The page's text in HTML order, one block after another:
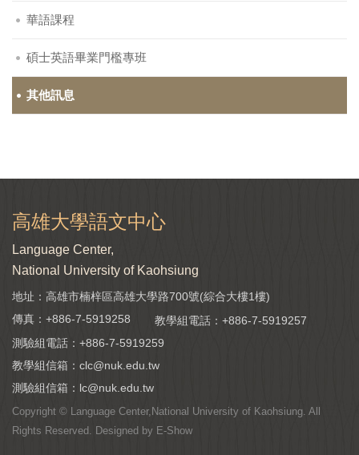
華語課程
碩士英語畢業門檻專班
其他訊息
高雄大學語文中心
Language Center,
National University of Kaohsiung
地址：高雄市楠梓區高雄大學路700號(綜合大樓1樓)
傳真：+886-7-5919258
教學組電話： +886-7-5919257
測驗組電話： +886-7-5919259
教學組信箱： clc@nuk.edu.tw
測驗組信箱： lc@nuk.edu.tw
Copyright © Language Center,National University of Kaohsiung. All
Rights Reserved. Designed by E-Show